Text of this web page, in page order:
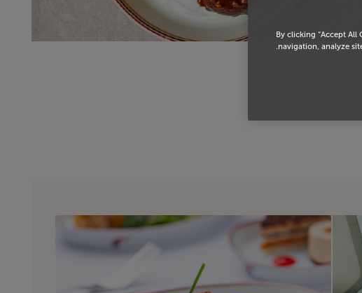
By clicking “Accept All
navigation, analyze